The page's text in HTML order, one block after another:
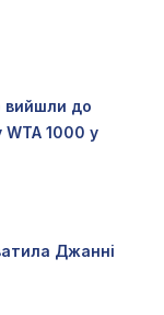
вийшли до
WTA 1000 у
Джанні